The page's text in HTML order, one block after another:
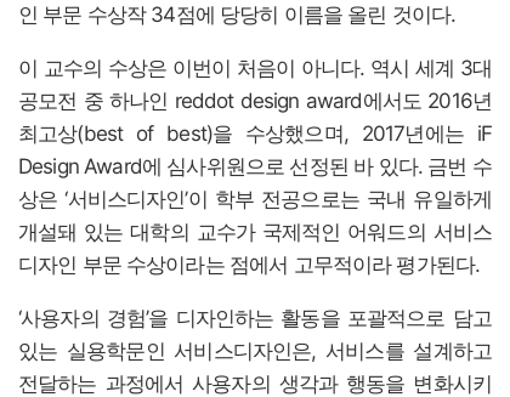
인 부문 수상작 34점에 당당히 이름을 올린 것이다.
이 교수의 수상은 이번이 처음이 아니다. 역시 세계 3대
공모전 중 하나인 reddot design award에서도 2016년
최고상(best of best)을 수상했으며, 2017년에는 iF
Design Award에 심사위원으로 선정된 바 있다. 금번 수
상은 ‘서비스디자인’이 학부 전공으로는 국내 유일하게
개설돼 있는 대학의 교수가 국제적인 어워드의 서비스
디자인 부문 수상이라는 점에서 고무적이라 평가된다.
‘사용자의 경험’을 디자인하는 활동을 포괄적으로 담고
있는 실용학문인 서비스디자인은, 서비스를 설계하고
전달하는 과정에서 사용자의 생각과 행동을 변화시키